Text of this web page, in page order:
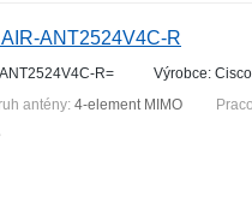
ANT2524V4C-R
R=
Výrobce: Cisco
antény: 4-element MIMO